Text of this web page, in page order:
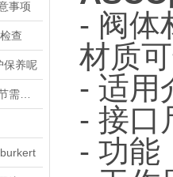
事项
查
保养呢
- 阀体
材质
- 适用
- 接口
- 功能